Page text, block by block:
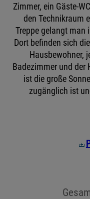
Zimmer, ein Gäste-
den Technikraum
Treppe gelangt man
Dort befinden sich
Hausbewohner,
Badezimmer und
ist die große
zugänglich ist